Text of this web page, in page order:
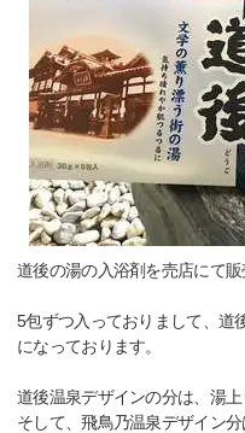
道後の湯の入浴剤を売店にて販
5包ずつ入っておりまして、道
になっております。
道後温泉デザインの分は、湯
そして、飛鳥乃温泉デザイン